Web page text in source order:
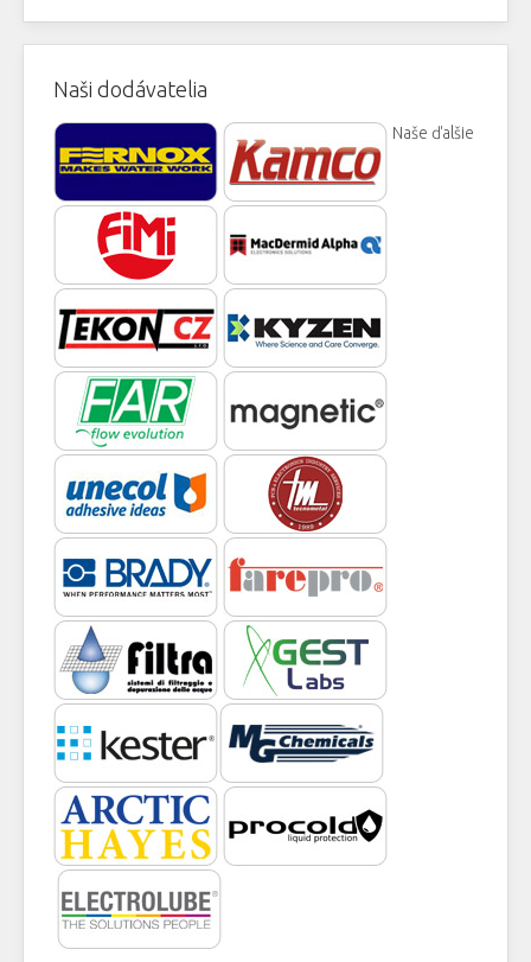
Naši dodávatelia
Naše ďalšie